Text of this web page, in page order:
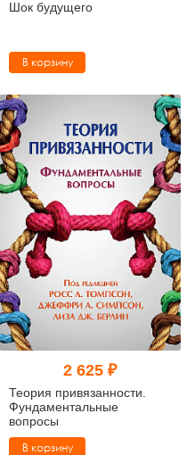
Шок будущего
В корзину
2 625 ₽
Теория привязанности.
Фундаментальные
вопросы
В корзину